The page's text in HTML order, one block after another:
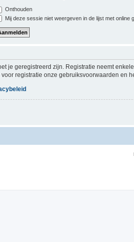
Onthouden
Mij deze sessie niet weergeven in de lijst met online
je geregistreerd zijn. Registratie neemt
registratie onze gebruiksvoorwaarden en